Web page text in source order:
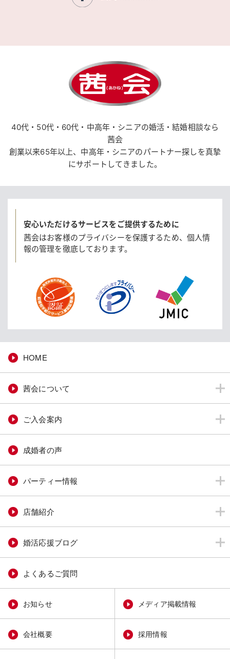
40代・50代・60代・中高年・シニアの婚活・結婚相談なら
茜会
創業以来65年以上、中高年・シニアのパートナー探しを真摯
にサポートしてきました。
安心いただけるサービスをご提供するために
茜会はお客様のプライバシーを保護するため、 個人情
報の管理を徹底しております。
HOME
茜会について
ご入会案内
成婚者の声
パーティー情報
店舗紹介
婚活応援ブログ
よくあるご質問
お知らせ メディア掲載情報
会社概要 採用情報